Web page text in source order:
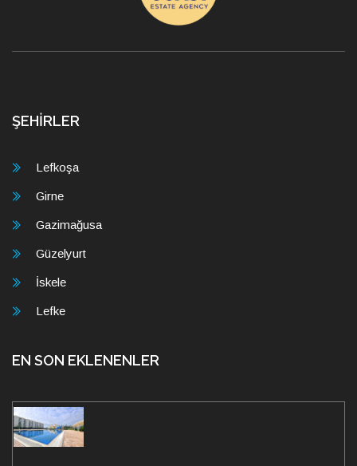
ŞEHİRLER
Lefkoşa
Girne
Gazimağusa
Güzelyurt
İskele
Lefke
EN SON EKLENENLER